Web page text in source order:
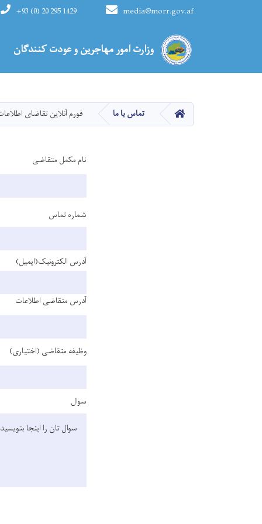
وزارت امور مهاجرین و عودت کنندگان
media@morr.gov.af
+93 (0) 20 295 1429
Main navigation
HOME تماس با ما فورم آنلاین تقاضای
نام مکمل متقاضی
شماره تماس
شماره تماس
آدرس الکترونیک(ایمیل)
آدرس الکترونیک(ایمیل)
آدرس متقاضی اطلاعات
وظیفه متقاضی (اختیاری)
سوال